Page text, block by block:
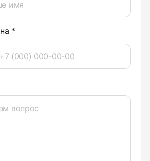
*